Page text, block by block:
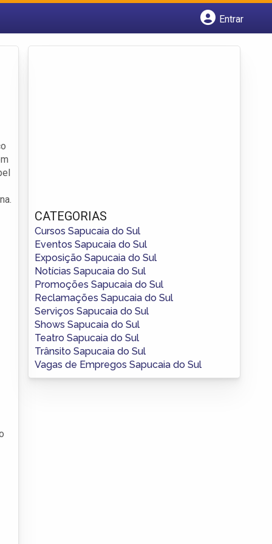
Entrar
CATEGORIAS
Cursos Sapucaia do Sul
Eventos Sapucaia do Sul
Exposição Sapucaia do Sul
Notícias Sapucaia do Sul
Promoções Sapucaia do Sul
Reclamações Sapucaia do Sul
Serviços Sapucaia do Sul
Shows Sapucaia do Sul
Teatro Sapucaia do Sul
Trânsito Sapucaia do Sul
Vagas de Empregos Sapucaia do Sul